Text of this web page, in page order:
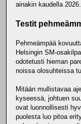
ainakin kaudella 2026.
Testit
Pehmeämpää
Helsingin SM-
odotetusti hieman
noissa olosuhteissa
Mitään mullistavaa
kyseessä, johtuen
ovat luonnollisesti
puolesta luo pitoa